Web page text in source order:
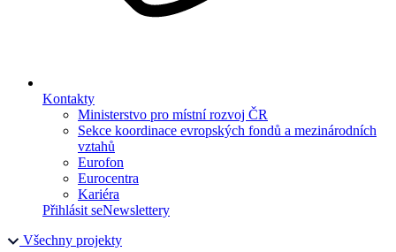
Kontakty
Ministerstvo pro místní rozvoj ČR
Sekce koordinace evropských fondů a mezinárodních
vztahů
Eurofon
Eurocentra
Kariéra
Přihlásit seNewslettery
Všechny projekty